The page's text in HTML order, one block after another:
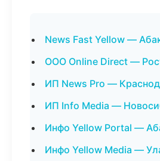
News Fast Yellow —
ООО Online Direct —
ИП News Pro —
ИП Info Media —
Инфо Yellow Portal —
Инфо Yellow Media —